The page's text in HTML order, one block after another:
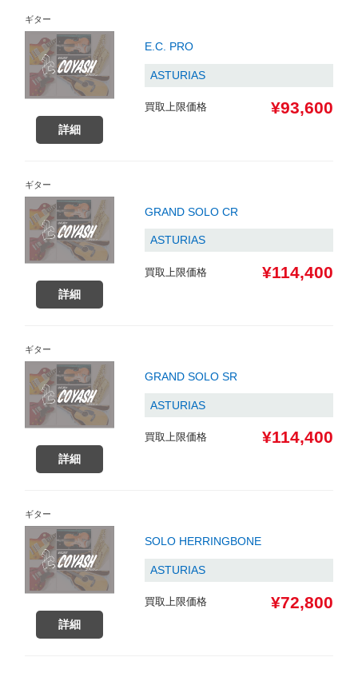
ギター
詳細
E.C. PRO
ASTURIAS
買取上限価格 ¥93,600
ギター
詳細
GRAND SOLO CR
ASTURIAS
買取上限価格 ¥114,400
ギター
詳細
GRAND SOLO SR
ASTURIAS
買取上限価格 ¥114,400
ギター
詳細
SOLO HERRINGBONE
ASTURIAS
買取上限価格 ¥72,800